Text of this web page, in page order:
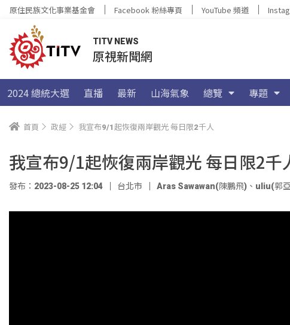
原住民族文化事業基金會 Facebook 粉絲專頁 YouTube 頻道
TITV NEWS
原視新聞網
2024 總統大選 直播 最新 山海氣象 總覽 專題
首頁 政經 我宣布9/1起恢復兩岸觀光 每日限2千人
我宣布9/1起恢復兩岸觀光 每日限2千
發布：2023-08-25 12:04 台北市 Aras Sawawan(陳鵬飛) 、 uliu(郭